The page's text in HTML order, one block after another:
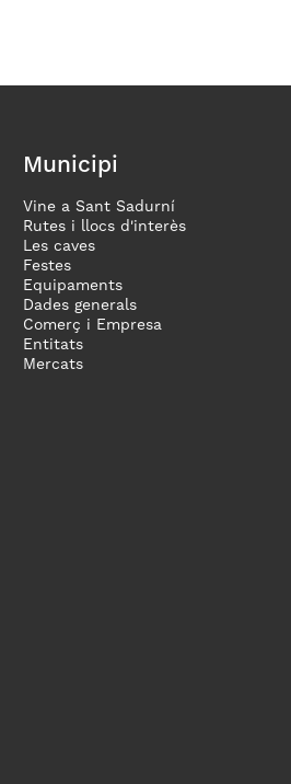
Municipi
Vine a Sant Sadurní
Rutes i llocs d'interès
Les caves
Festes
Equipaments
Dades generals
Comerç i Empresa
Entitats
Mercats